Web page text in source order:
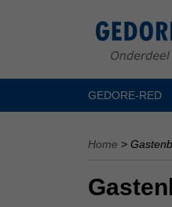
GEDORE-RED
Home >